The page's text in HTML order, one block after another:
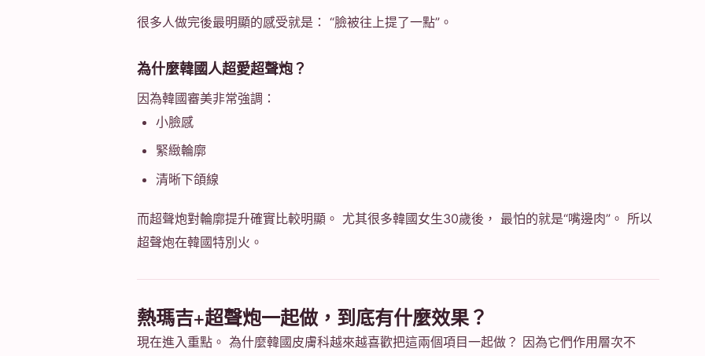
很多人做完後最明顯的感受就是： “臉被往上提了一點”。
為什麼韓國人超愛超聲炮？
因為韓國審美非常強調：
小臉感
緊緻輪廓
清晰下頜線
而超聲炮對輪廓提升確實比較明顯。 尤其很多韓國女生30歲後， 最怕的就是“嘴邊肉”。 所以
超聲炮在韓國特別火。
熱瑪吉+超聲炮一起做，到底有什麼效果？
現在進入重點。 為什麼韓國皮膚科越來越喜歡把這兩個項目一起做？ 因為它們作用層次不